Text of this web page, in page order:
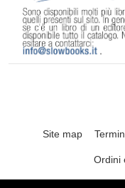
Site map
Ordini